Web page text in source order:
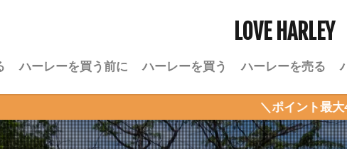
LOVE HARLEY
ハーレーを買う前に ハーレーを買う ハーレーを売る
＼ポイント最大44倍！楽天